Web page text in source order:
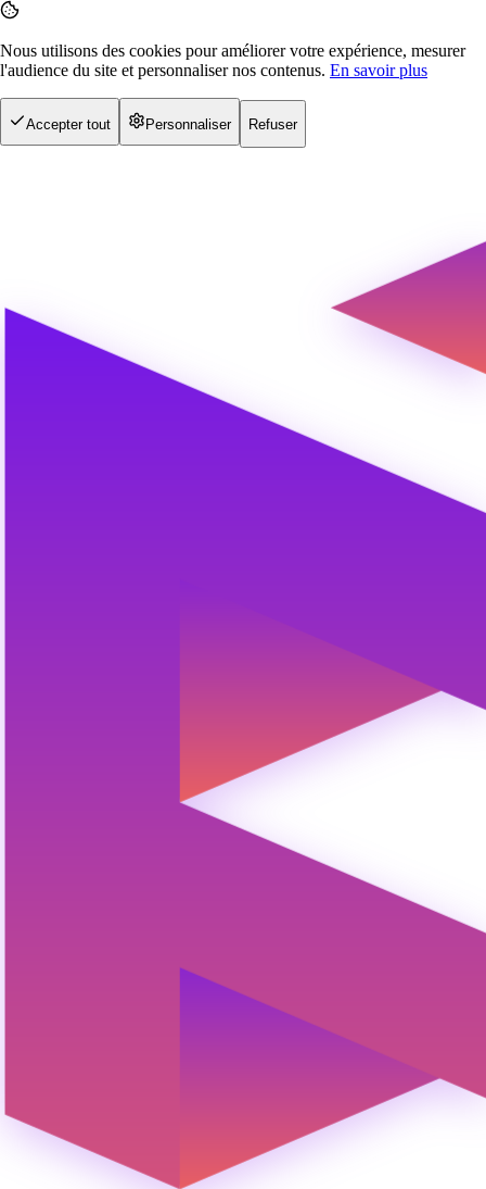
Nous utilisons des cookies pour améliorer votre expérience, mesurer
l'audience du site et personnaliser nos contenus. En savoir plus
Accepter tout Personnaliser Refuser